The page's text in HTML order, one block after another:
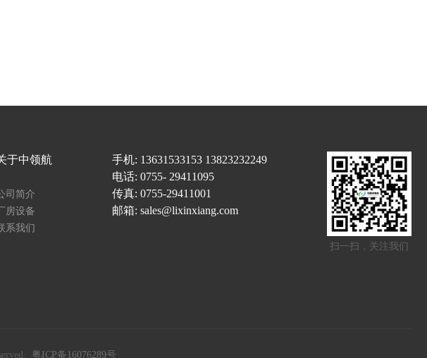
于中领航
司简介
房设备
系我们
手机: 13631533153 13823232249
电话: 0755- 29411095
传真: 0755-29411001
邮箱: sales@lixinxiang.com
扫一扫，关注我们
粤ICP备16076289号